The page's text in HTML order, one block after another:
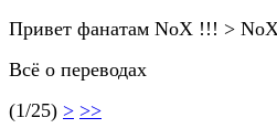
Привет фанатам NoX !!! >
Всё о переводах
(1/25) > >>